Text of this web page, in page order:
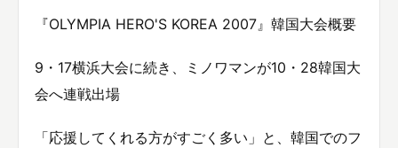
『OLYMPIA HERO'S KOREA 2007』韓国大会概要
9・17横浜大会に続き、ミノワマンが10・28韓国大
会へ連戦出場
「応援してくれる方がすごく多い」と、韓国でのフ